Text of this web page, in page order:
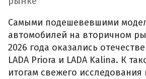
Самыми подешевевшими
автомобилей на вторичном
2026 года оказались
LADA Priora и LADA Kalina. К
итогам свежего